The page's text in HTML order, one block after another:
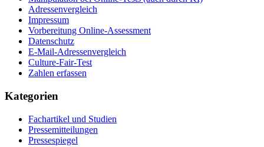
Adressenvergleich
Impressum
Vorbereitung Online-Assessment
Datenschutz
E-Mail-Adressenvergleich
Culture-Fair-Test
Zahlen erfassen
Kategorien
Fachartikel und Studien
Pressemitteilungen
Pressespiegel